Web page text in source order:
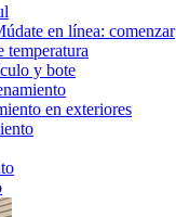
en línea: comenzar
temperatura
y bote
en exteriores